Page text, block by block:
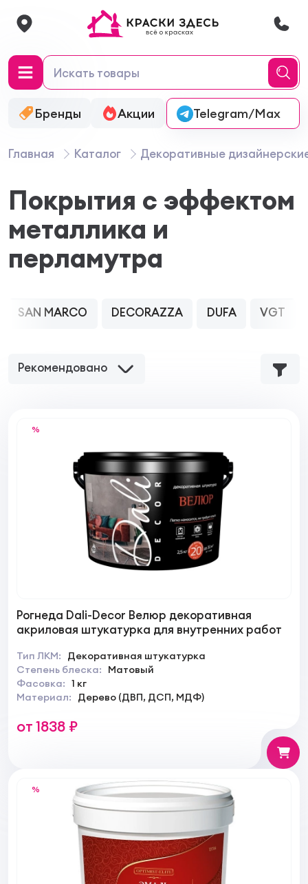
Бренды Акции Онлайн-колеровка
Telegram/Max
Главная Каталог Декоративные
Покрытия с эффектом
металлика и
перламутра
Рекомендовано
%
Рогнеда Dali-Decor Велюр декоративная
акриловая штукатурка для внутренних работ
Тип ЛКМ:
Декоративная штукатурка
Степень блеска:
Матовый
Фасовка: 1 кг
Материал:
Дерево (ДВП, ДСП, МДФ)
от 1838 ₽
%
SAN MARCO DECORAZZA DUFA VGT